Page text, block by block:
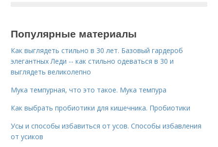
Популярные материалы
Как выглядеть стильно в 30 лет. Базовый гардероб
элегантных Леди -- как стильно одеваться в 30 и
выглядеть великолепно
Мука темпурная, что это такое. Мука темпура
Как выбрать пробиотики для кишечника. Пробиотики
Усы и способы избавиться от усов. Способы избавления
от усиков